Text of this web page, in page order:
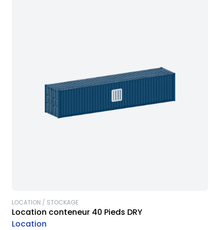
LOCATION / STOCKAGE
Location conteneur 40 Pieds DRY
Location